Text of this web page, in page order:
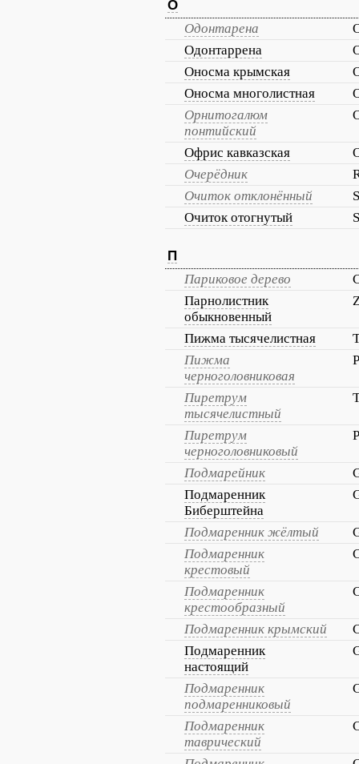
О
Одонтарена
Одонтаррена
Оносма крымская
Оносма многолистная
Орнитогалюм
понтийский
Офрис кавказская
Очерёдник
Очиток отклонённый
Очиток отогнутый
П
Париковое дерево
Парнолистник
обыкновенный
Пижма тысячелистная
Пижма
черноголовниковая
Пиретрум
тысячелистный
Пиретрум
черноголовниковый
Подмарейник
Подмаренник
Биберштейна
Подмаренник жёлтый
Подмаренник
крестовый
Подмаренник
крестообразный
Подмаренник крымский
Подмаренник
настоящий
Подмаренник
подмаренниковый
Подмаренник
таврический